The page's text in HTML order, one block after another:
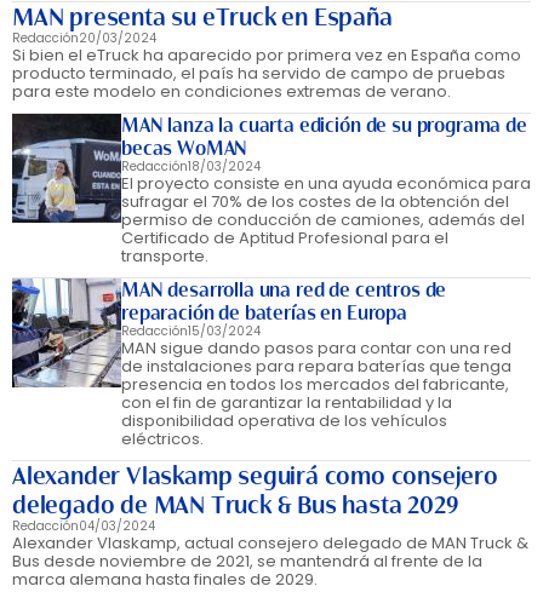
MAN presenta su eTruck en España
Redacción20/03/2024
Si bien el eTruck ha aparecido por primera vez en España como
producto terminado, el país ha servido de campo de pruebas
para este modelo en condiciones extremas de verano.
MAN lanza la cuarta edición de su programa de
becas WoMAN
Redacción18/03/2024
El proyecto consiste en una ayuda económica para
sufragar el 70% de los costes de la obtención del
permiso de conducción de camiones, además del
Certificado de Aptitud Profesional para el
transporte.
MAN desarrolla una red de centros de
reparación de baterías en Europa
Redacción15/03/2024
MAN sigue dando pasos para contar con una red
de instalaciones para repara baterías que tenga
presencia en todos los mercados del fabricante,
con el fin de garantizar la rentabilidad y la
disponibilidad operativa de los vehículos
eléctricos.
Alexander Vlaskamp seguirá como consejero
delegado de MAN Truck & Bus hasta 2029
Redacción04/03/2024
Alexander Vlaskamp, actual consejero delegado de MAN Truck &
Bus desde noviembre de 2021, se mantendrá al frente de la
marca alemana hasta finales de 2029.